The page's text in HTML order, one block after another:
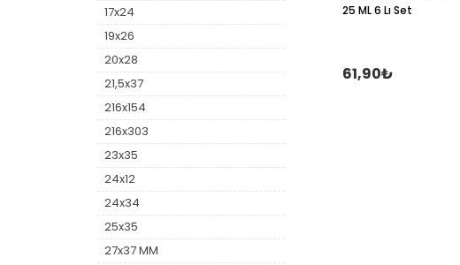
17x24
19x26
20x28
21,5x37
216x154
216x303
23x35
24x12
24x34
25x35
27x37 MM
25 ML 6 Lı Set
61,90₺